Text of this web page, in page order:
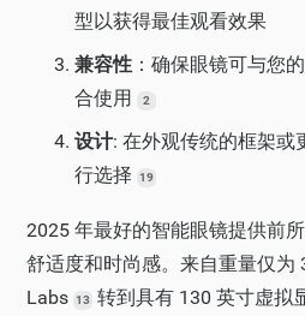
型以获得最佳观看效果
兼容性 ：确保眼镜可与您
合使用
2
设计: 在外观传统的框架或
行选择
19
2025 年最好的智能眼镜提供前
舒适度和时尚感。来自重量仅为
Labs 13
转到具有 130 英寸虚拟